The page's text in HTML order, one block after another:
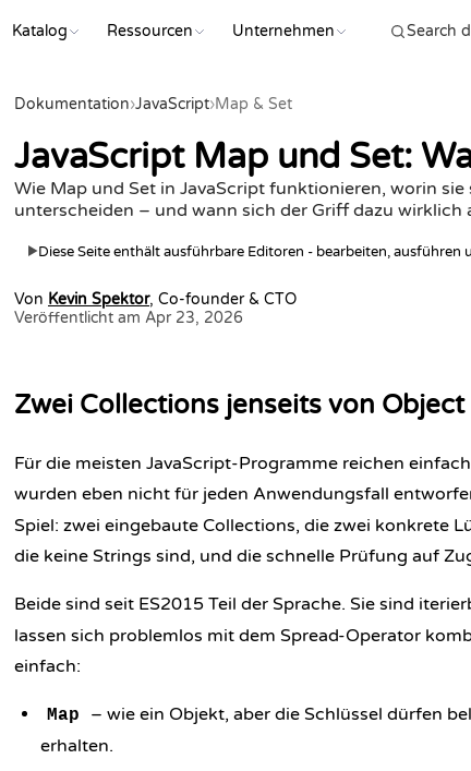
Katalog Ressourcen Unternehmen
Dokumentation›JavaScript›Map & Set
JavaScript Map und Set:
Wie Map und Set in JavaScript funktionieren, worin
unterscheiden – und wann sich der Griff dazu wirklich
▶Diese Seite enthält ausführbare Editoren - bearbeiten, ausführen
Von Kevin Spektor, Co-founder & CTO
Veröffentlicht am Apr 23, 2026
Zwei Collections jenseits von
Für die meisten JavaScript-Programme reichen
wurden eben nicht für jeden Anwendungsfall
Spiel: zwei eingebaute Collections, die zwei konkrete
die keine Strings sind, und die schnelle Prüfung auf
Beide sind seit ES2015 Teil der Sprache. Sie sind
lassen sich problemlos mit dem Spread-Operator
einfach:
Map
– wie ein Objekt, aber die Schlüssel dürfen
erhalten.